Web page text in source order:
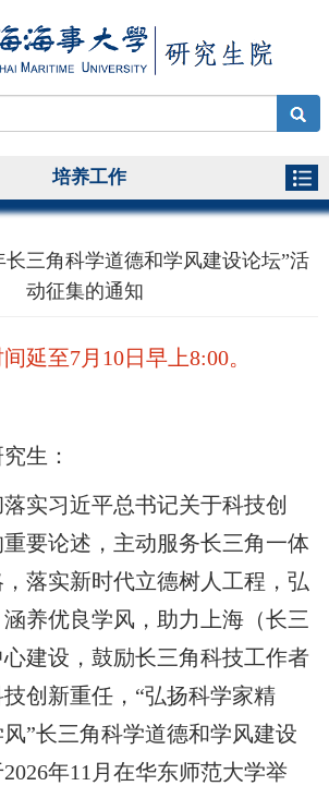
培养工作
长三角科学道德和学风建设论坛”活
动征集的通知
延至7月10日早上8:00。
生：
实习近平总书记关于科技创
要论述，主动服务长三角一体
落实新时代立德树人工程，弘
养优良学风，助力上海 （长三
心建设，鼓励长三角科技工作者
创新重任， “弘扬科学家精
”长三角科学道德和学风建设
2026年11 月 在华东师范大学举